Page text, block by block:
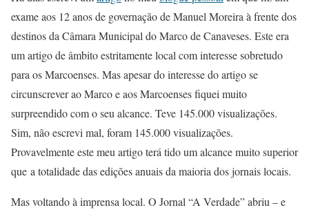
exame aos 12 anos de governação de Manuel Moreira à frente dos
destinos da Câmara Municipal do Marco de Canaveses. Este era
um artigo de âmbito estritamente local com interesse sobretudo
para os Marcoenses. Mas apesar do interesse do artigo se
circunscrever ao Marco e aos Marcoenses fiquei muito
surpreendido com o seu alcance. Teve 145.000 visualizações.
Sim, não escrevi mal, foram 145.000 visualizações.
Provavelmente este meu artigo terá tido um alcance muito superior
que a totalidade das edições anuais da maioria dos jornais locais.
Mas voltando à imprensa local. O Jornal “A Verdade” abriu – e